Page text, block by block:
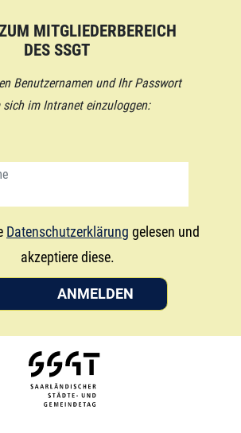
MITGLIEDERBEREICH
DES SSGT
Benutzernamen und Ihr Passwort
sich im Intranet einzuloggen:
Datenschutzerklärung gelesen und
akzeptiere diese.
ANMELDEN